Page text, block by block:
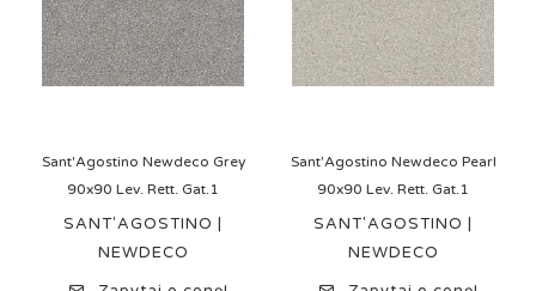
Sant'Agostino Newdeco Grey
90x90 Lev. Rett. Gat.1
SANT'AGOSTINO |
NEWDECO
Sant'Agostino Newdeco Pearl
90x90 Lev. Rett. Gat.1
SANT'AGOSTINO |
NEWDECO